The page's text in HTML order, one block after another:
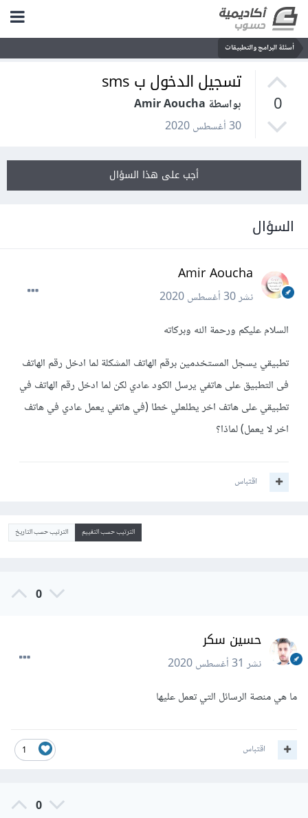
أسئلة البرامج والتطبيقات
0
تسجيل الدخول ب sms
بواسطة Amir Aoucha
30 أغسطس 2020
أجب على هذا السؤال
السؤال
Amir Aoucha
نشر30 أغسطس 2020
السلام عليكم ورحمة الله وبركاته
تطبيقي يسجل المستخدمين برقم الهاتف المشكلة لما ادخل رقم الهاتف
فى التطبيق على هاتفي يرسل الكود عادي لكن لما ادخل رقم الهاتف في
تطبيقي على هاتف اخر يطلعلي خطا (في هاتفي يعمل عادي في هاتف
اخر لا يعمل) لماذا؟
اقتباس
الترتيب حسب التقييم الترتيب حسب التاريخ
0
حسين سكر
نشر31 أغسطس 2020
ما هي منصة الرسائل التي تعمل عليها
1 اقتباس
0